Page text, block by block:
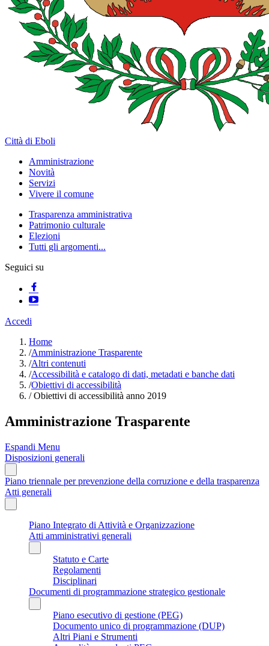
Città di Eboli
Amministrazione
Novità
Servizi
Vivere il comune
Trasparenza amministrativa
Patrimonio culturale
Elezioni
Tutti gli argomenti...
Seguici su
Accedi
Home
/Amministrazione Trasparente
/Altri contenuti
/Accessibilità e catalogo di dati, metadati e banche dati
/Obiettivi di accessibilità
/Obiettivi di accessibilità anno 2019
Amministrazione Trasparente
Espandi Menu
Disposizioni generali
Piano triennale per prevenzione della corruzione e della trasparenza
Atti generali
Piano Integrato di Attività e Organizzazione
Atti amministrativi generali
Statuto e Carte
Regolamenti
Disciplinari
Documenti di programmazione strategico gestionale
Piano esecutivo di gestione (PEG)
Documento unico di programmazione (DUP)
Altri Piani e Strumenti